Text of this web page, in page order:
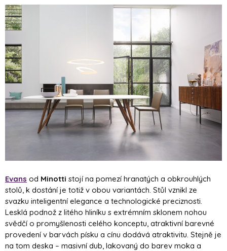
Evans od Minotti stojí na pomezí hranatých a obkrouhlých
stolů, k dostání je totiž v obou variantách. Stůl vznikl ze
svazku inteligentní elegance a technologické preciznosti.
Lesklá podnož z litého hliníku s extrémním sklonem nohou
svědčí o promyšlenosti celého konceptu, atraktivní barevné
provedení v barvách písku a cínu dodává atraktivitu. Stejně je
na tom deska – masivní dub, lakovaný do barev moka a